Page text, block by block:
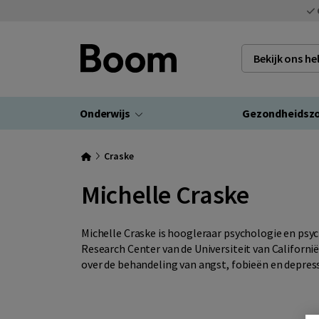
Bekijk ons
Onderwijs
Craske
Michelle Craske
Michelle Craske is hoogleraar psychologie en
Research Center van de Universiteit van
over de behandeling van angst, fobieën en